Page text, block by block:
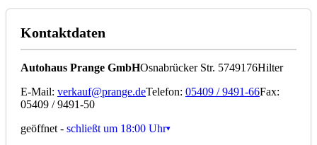
Kontaktdaten
Autohaus Prange GmbHOsnabrücker Str. 5749176Hilter
E-Mail: verkauf@prange.deTelefon: 05409 / 9491-66Fax:
05409 / 9491-50
geöffnet - schließt um 18:00 Uhr